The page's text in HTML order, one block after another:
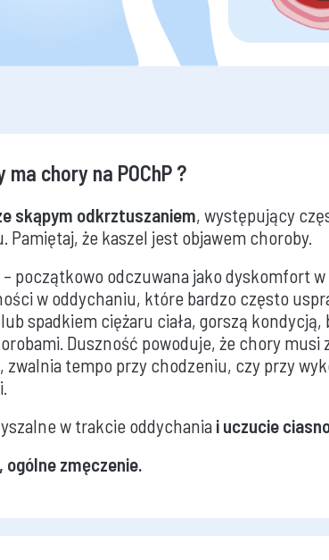
chory na POChP ?
skąpym odkrztuszaniem, występujący
Pamiętaj, że kaszel jest objawem choroby.
– początkowo odczuwana jako dyskomfort
w oddychaniu, które bardzo często
spadkiem ciężaru ciała, gorszą
Duszność powoduje, że chory musi
zwalnia tempo przy chodzeniu, czy przy
w trakcie oddychania i uczucie
ogólne zmęczenie.